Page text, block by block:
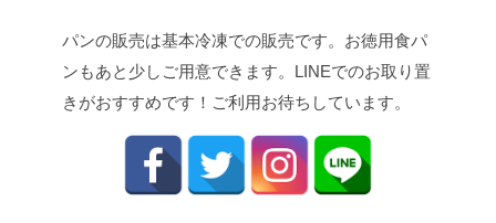
パンの販売は基本冷凍での販売です。お徳用食パ
ンもあと少しご用意できます。LINEでのお取り置
きがおすすめです！ご利用お待ちしています。